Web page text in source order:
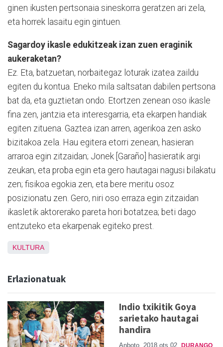
ginen ikusten pertsonaia sineskorra geratzen ari zela,
eta horrek lasaitu egin gintuen.
Sagardoy ikasle edukitzeak izan zuen eraginik
aukeraketan?
Ez. Eta, batzuetan, norbaitegaz loturak izatea zaildu
egiten du kontua. Eneko mila saltsatan dabilen pertsona
bat da, eta guztietan ondo. Etortzen zenean oso ikasle
fina zen, jantzia eta interesgarria, eta ekarpen handiak
egiten zituena. Gaztea izan arren, agerikoa zen asko
bizitakoa zela. Hau egitera etorri zenean, hasieran
arraroa egin zitzaidan; Jonek [Garaño] hasieratik argi
zeukan, eta proba egin eta gero hautagai nagusi bilakatu
zen; fisikoa egokia zen, eta bere meritu osoz
posizionatu zen. Gero, niri oso erraza egin zitzaidan
ikasletik aktorerako pareta hori botatzea; beti dago
entzuteko eta ekarpenak egiteko prest.
KULTURA
Erlazionatuak
Indio txikitik Goya
sarietako hautagai
handira
Anboto 2018 ots 02